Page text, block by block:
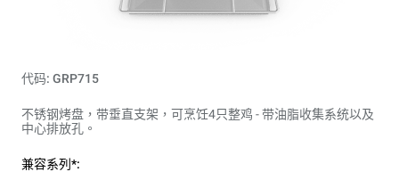
代码: GRP715
不锈钢烤盘，带垂直支架，可烹饪4只整鸡 - 带油脂收集系统以及
中心排放孔。
兼容系列*: